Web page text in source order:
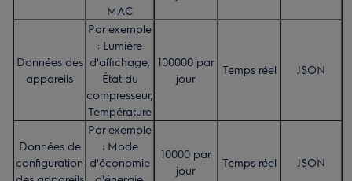
MAC
Données des
appareils
Par exemple
: Lumière
d'affichage,
État du
compresseur,
Température
100000 par
jour
Temps réel JSON
Données de
configuration
Par exemple
: Mode
d'économie
10000 par
jour
Temps réel JSON